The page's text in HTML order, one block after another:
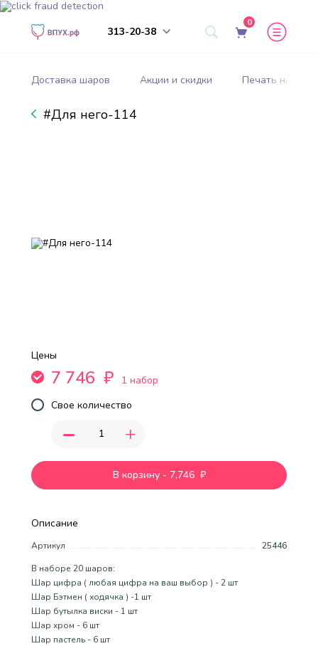
313-20-38
0
Доставка шаров Акции и скидки Печать на
#Для него-114
Описание
Артикул
25446
В наборе 20 шаров:
Шар цифра ( любая цифра на ваш выбор ) - 2 шт
Шар Бэтмен ( ходячка ) -1 шт
Шар бутылка виски - 1 шт
Шар хром - 6 шт
Шар пастель - 6 шт
Цены
7 746 ₽
1 набор
Свое количество
- +
В корзину - 7,746 ₽